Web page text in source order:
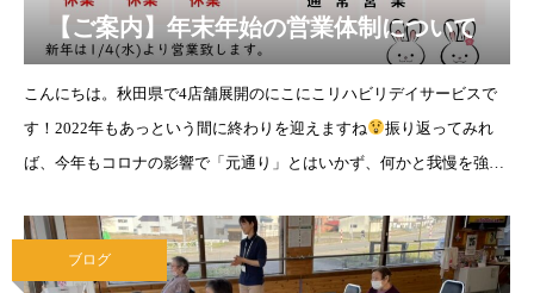
【ご案内】年末年始の営業体制について
こんにちは。秋田県で4店舗展開のにこにこリハビリデイサービスで
す！2022年もあっという間に終わりを迎えますね
振り返ってみれ
ば、今年もコロナの影響で「元通り」とはいかず、何かと我慢を強い
ずつ高まり、行動制限も緩和
ブログ